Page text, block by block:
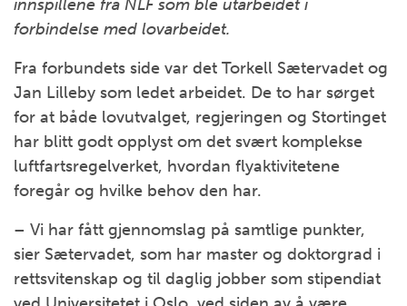
innspillene fra NLF som ble utarbeidet i
forbindelse med lovarbeidet.
Fra forbundets side var det Torkell Sætervadet og
Jan Lilleby som ledet arbeidet. De to har sørget
for at både lovutvalget, regjeringen og Stortinget
har blitt godt opplyst om det svært komplekse
luftfartsregelverket, hvordan flyaktivitetene
foregår og hvilke behov den har.
– Vi har fått gjennomslag på samtlige punkter,
sier Sætervadet, som har master og doktorgrad i
rettsvitenskap og til daglig jobber som stipendiat